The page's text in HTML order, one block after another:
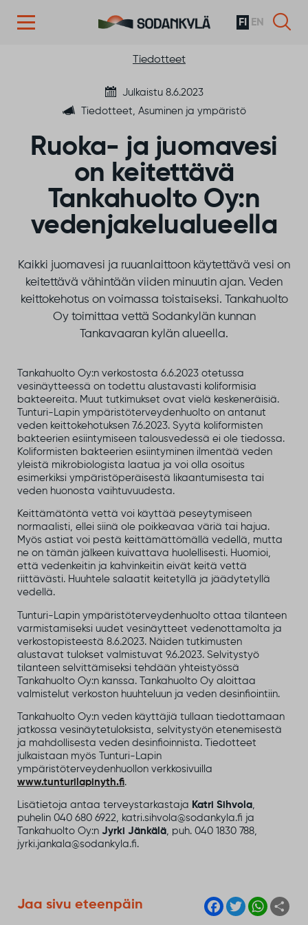
FI EN
Tiedotteet
Julkaistu 8.6.2023
Tiedotteet, Asuminen ja ympäristö
Ruoka- ja juomavesi
on keitettävä
Tankahuolto Oy:n
vedenjakelualueella
Kaikki juomavesi ja ruuanlaittoon käytettävä vesi on
keitettävä vähintään viiden minuutin ajan. Veden
keittokehotus on voimassa toistaiseksi. Tankahuolto
Oy toimittaa vettä Sodankylän kunnan
Tankavaaran kylän alueella.
Tankahuolto Oy:n verkostosta 6.6.2023 otetussa
vesinäytteessä on todettu alustavasti koliformisia
bakteereita. Muut tutkimukset ovat vielä keskeneräisiä.
Tunturi-Lapin ympäristöterveydenhuolto on antanut
veden keittokehotuksen 7.6.2023. Syytä koliformisten
bakteerien esiintymiseen talousvedessä ei ole tiedossa.
Koliformisten bakteerien esiintyminen ilmentää veden
yleistä mikrobiologista laatua ja voi olla osoitus
esimerkiksi ympäristöperäisestä likaantumisesta tai
veden huonosta vaihtuvuudesta.
Keittämätöntä vettä voi käyttää peseytymiseen
normaalisti, ellei siinä ole poikkeavaa väriä tai hajua.
Myös astiat voi pestä keittämättömällä vedellä, mutta
ne on tämän jälkeen kuivattava huolellisesti. Huomioi,
että vedenkeitin ja kahvinkeitin eivät keitä vettä
riittävästi. Huuhtele salaatit keitetyllä ja jäädytetyllä
vedellä.
Tunturi-Lapin ympäristöterveydenhuolto ottaa tilanteen
varmistamiseksi uudet vesinäytteet vedenottamolta ja
verkostopisteestä 8.6.2023. Näiden tutkimusten
alustavat tulokset valmistuvat 9.6.2023. Selvitystyö
tilanteen selvittämiseksi tehdään yhteistyössä
Tankahuolto Oy:n kanssa. Tankahuolto Oy aloittaa
valmistelut verkoston huuhteluun ja veden desinfiointiin.
Tankahuolto Oy:n veden käyttäjiä tullaan tiedottamaan
jatkossa vesinäytetuloksista, selvitystyön etenemisestä
ja mahdollisesta veden desinfioinnista. Tiedotteet
julkaistaan myös Tunturi-Lapin
ympäristöterveydenhuollon verkkosivuilla
www.tunturilapinyth.fi.
Lisätietoja antaa terveystarkastaja Katri Sihvola,
puhelin 040 680 6922, katri.sihvola@sodankyla.fi ja
Tankahuolto Oy:n Jyrki Jänkälä, puh. 040 1830 788,
jyrki.jankala@sodankyla.fi.
Jaa sivu eteenpäin
F
a
T
w
W
h